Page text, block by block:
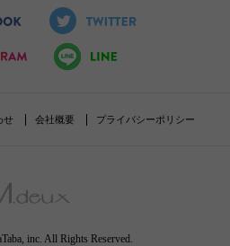
せ 会社概要 プライバシーポリシー
inc. All Rights Reserved.